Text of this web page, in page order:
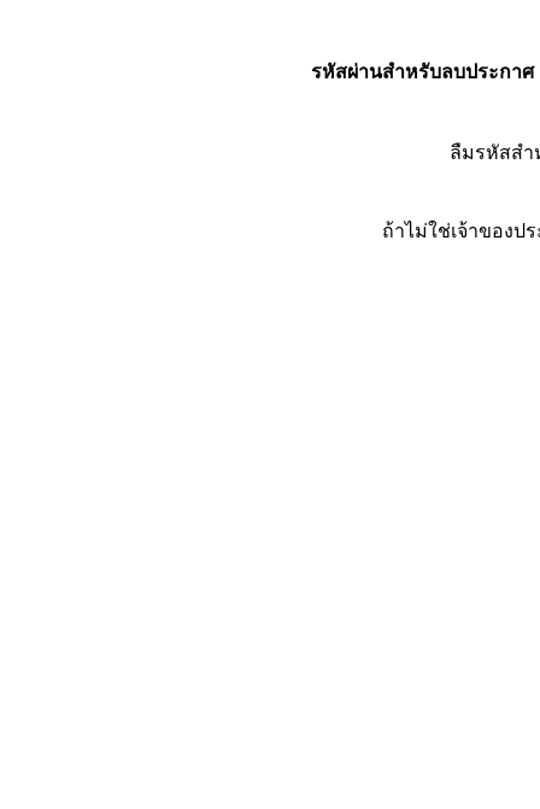
รหัสผ่านสำหรับลบประกาศ
ลืมรหัสส
ถ้าไม่ใช่เจ้าของป